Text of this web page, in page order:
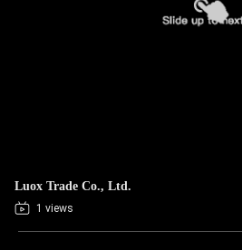
Luox Trade Co., Ltd.
1 views